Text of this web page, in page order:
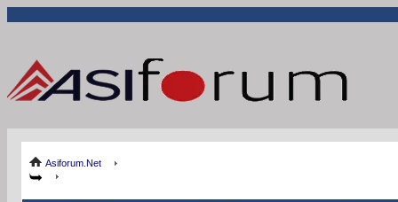
Asiforum.Net